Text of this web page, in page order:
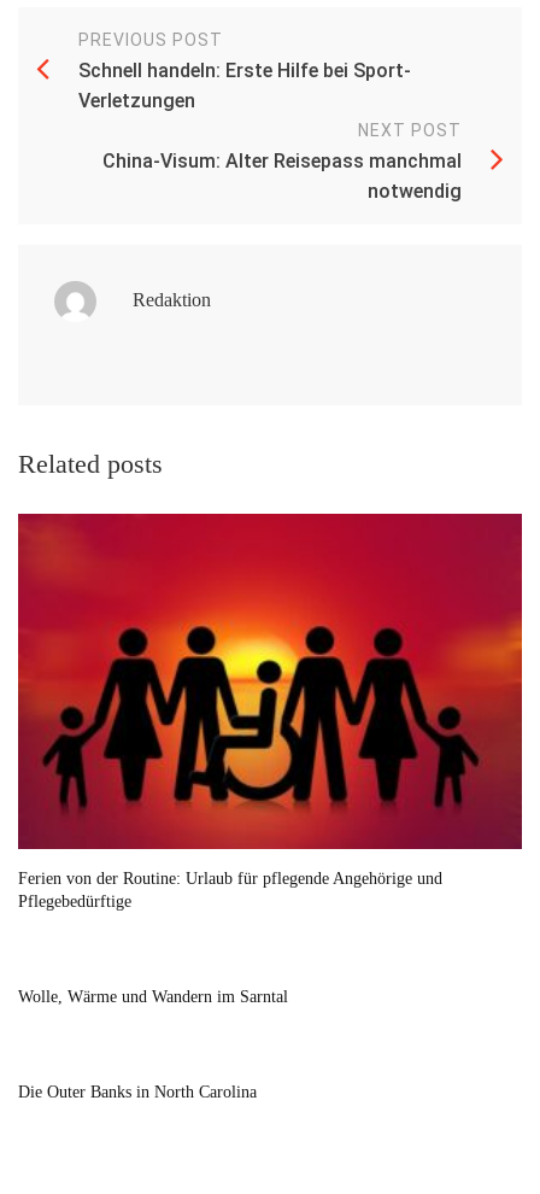
PREVIOUS POST
Schnell handeln: Erste Hilfe bei Sport-
Verletzungen
NEXT POST
China-Visum: Alter Reisepass manchmal
notwendig
Redaktion
Related posts
Ferien von der Routine: Urlaub für pflegende Angehörige und
Pflegebedürftige
Wolle, Wärme und Wandern im Sarntal
Die Outer Banks in North Carolina